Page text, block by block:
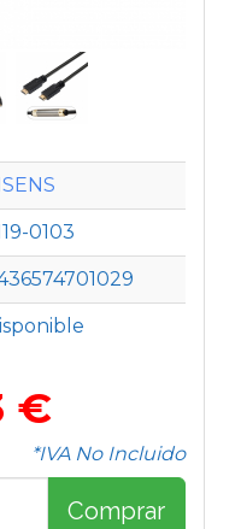
0103
€
*IVA No Incluido
Comprar